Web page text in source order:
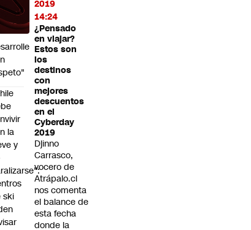
2019
14:24
¿Pensado
en viajar?
Estos son
los
destinos
con
mejores
descuentos
en el
Cyberday
2019
Djinno
Carrasco,
vocero de
Atrápalo.cl
nos comenta
el balance de
esta fecha
donde la
la
y
ski